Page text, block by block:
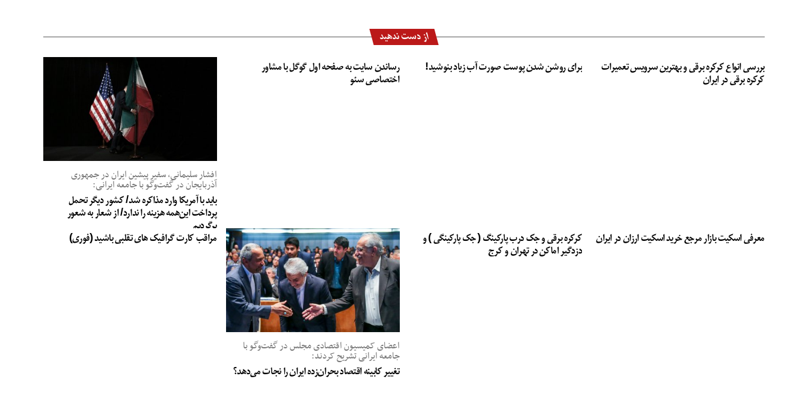
از دست ندهید
بررسی انواع کرکره برقی و بهترین سرویس تعمیرات
کرکره برقی در ایران
برای روشن شدن پوست صورت آب زیاد بنوشید!
رساندن سایت به صفحه اول گوگل با مشاور
اختصاصی سئو
افشار سلیمانی، سفیر پیشین ایران در جمهوری
آذربایجان در گفت‌وگو با جامعه ایرانی:
باید با آمریکا وارد مذاکره شد/ کشور دیگر تحمل
پرداخت این‌همه هزینه را ندارد/ از شعار به شعور
برگردیم
معرفی اسکیت بازار مرجع خرید اسکیت ارزان در ایران
کرکره برقی و جک درب پارکینگ ( جک پارکینگی ) و
دزدگیر اماکن در تهران و کرج
اعضای کمیسیون اقتصادی مجلس در گفت‌وگو با
جامعه ایرانی تشریح کردند:
تغییر کابینه اقتصاد بحران‌زده ایران را نجات می‌دهد؟
مراقب کارت گرافیک های تقلبی باشید (فوری)